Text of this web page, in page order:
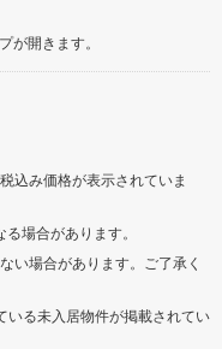
が開きます。
込み価格が表示されていま
場合があります。
い場合があります。ご了承く
いる未入居物件が掲載されてい